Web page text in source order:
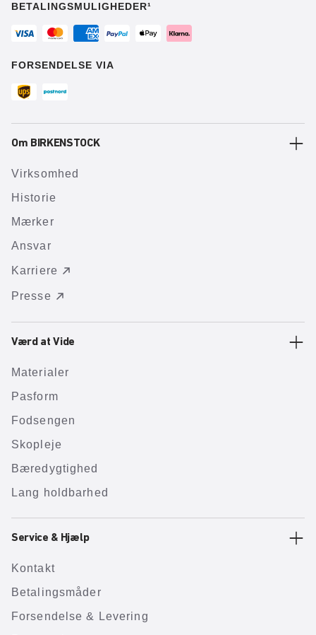
BETALINGSMULIGHEDER¹
FORSENDELSE VIA
Om BIRKENSTOCK
Virksomhed
Historie
Mærker
Ansvar
Karriere
Presse
Værd at Vide
Materialer
Pasform
Fodsengen
Skopleje
Bæredygtighed
Lang holdbarhed
Service & Hjælp
Kontakt
Betalingsmåder
Forsendelse & Levering